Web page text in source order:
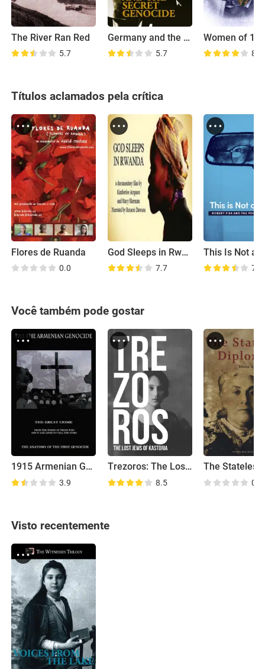
The River Ran Red
5.7
Germany and the Secret Genocide
5.7
Women of
8.3
Títulos aclamados pela crítica
Flores de Ruanda
0.0
God Sleeps in Rwanda
7.7
This Is Not a
7.6
Você também pode gostar
1915 Armenian Genocide
3.9
Trezoros: The Lost Jews of Kastoria
8.5 0.0
Visto recentemente